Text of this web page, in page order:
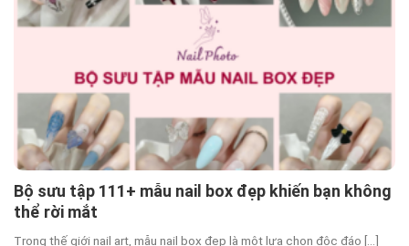
Bộ sưu tập 111+ mẫu nail box đẹp khiến bạn không
thể rời mắt
Trong thế giới nail art, mẫu nail box đẹp là một lựa chọn độc đáo [...]